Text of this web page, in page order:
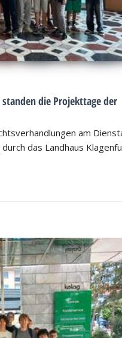
die Projekttage der
am
das Landhaus